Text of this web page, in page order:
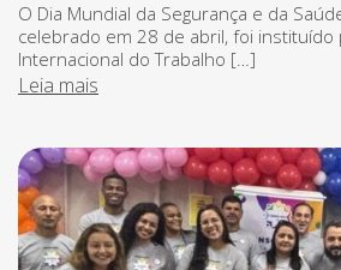
O Dia Mundial da Segurança e da
celebrado em 28 de abril, foi instituído
Internacional do Trabalho […]
Leia mais